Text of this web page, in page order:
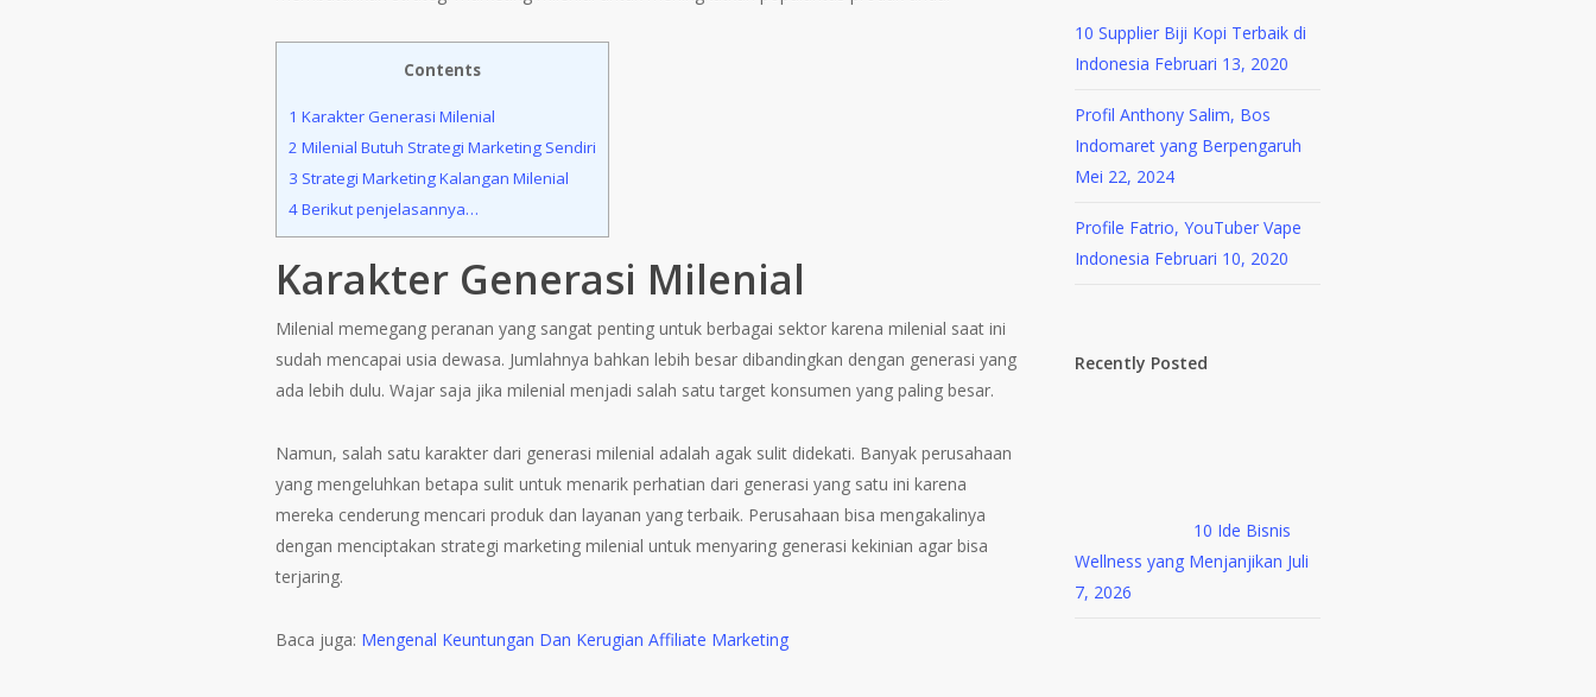
Contents
1 Karakter Generasi Milenial
2 Milenial Butuh Strategi Marketing Sendiri
3 Strategi Marketing Kalangan Milenial
4Berikut penjelasannya…
Karakter Generasi Milenial
Milenial memegang peranan yang sangat penting untuk berbagai sektor karena milenial saat ini
sudah mencapai usia dewasa. Jumlahnya bahkan lebih besar dibandingkan dengan generasi yang
ada lebih dulu. Wajar saja jika milenial menjadi salah satu target konsumen yang paling besar.
Namun, salah satu karakter dari generasi milenial adalah agak sulit didekati. Banyak perusahaan
yang mengeluhkan betapa sulit untuk menarik perhatian dari generasi yang satu ini karena
mereka cenderung mencari produk dan layanan yang terbaik. Perusahaan bisa mengakalinya
dengan menciptakan strategi marketing milenial untuk menyaring generasi kekinian agar bisa
terjaring.
Baca juga: Mengenal Keuntungan Dan Kerugian Affiliate Marketing
10 Supplier Biji Kopi Terbaik di
Indonesia Februari 13, 2020
Profil Anthony Salim, Bos
Indomaret yang Berpengaruh
Mei 22, 2024
Profile Fatrio, YouTuber Vape
Indonesia Februari 10, 2020
Recently Posted
10 Ide Bisnis
Wellness yang Menjanjikan Juli
7, 2026